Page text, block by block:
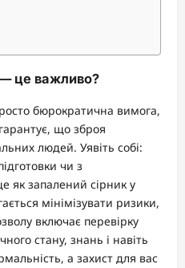
це важливо?
бюрократична вимога,
що зброя
людей. Уявіть собі:
чи з
як запалений сірник у
мінімізувати ризики,
включає перевірку
стану, знань і навіть
а захист для вас